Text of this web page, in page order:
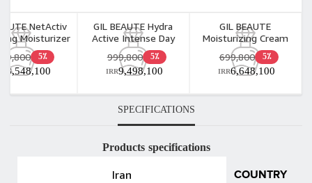
NetActiv
Moisturizer
40ml
5٪
8,548,100
GIL BEAUTE Hydra
Active Intense Day
Care Oil Free Tint
50ml 5٪ 999,800
9,498,100
IRR
GIL BEAUTE
Moisturizing Cream
for Normal and Dry
Skin SPF 30 40ml
5٪ 699,800
6,648,100
IRR
SPECIFICATIONS
Products specifications
COUNTRY
Iran